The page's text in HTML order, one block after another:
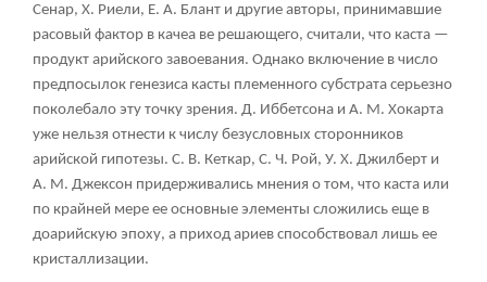
Сенар, X. Риели, Е. А. Блант и другие авторы, принимавшие
расовый фактор в качеа ве решающего, считали, что каста —
продукт арийского завоевания. Однако включение в число
предпосылок генезиса касты племенного субстрата серьезно
поколебало эту точку зрения. Д. Иббетсона и А. М. Хокарта
уже нельзя отнести к числу безусловных сторонников
арийской гипотезы. С. В. Кеткар, С. Ч. Рой, У. X. Джилберт и
А. М. Джексон придерживались мнения о том, что каста или
по крайней мере ее основные элементы сложились еще в
доарийскую эпоху, а приход ариев способствовал лишь ее
кристаллизации.